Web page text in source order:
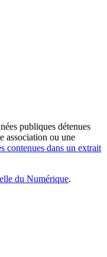
publiques détenues
association ou une
contenues dans un extrait
du Numérique.